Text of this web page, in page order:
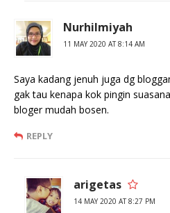
Nurhilmiyah
11 MAY 2020 AT 8:14 AM
Saya kadang jenuh juga dg
gak tau kenapa kok pingin
bloger mudah bosen.
REPLY
arigetas
14 MAY 2020 AT 8:27 PM